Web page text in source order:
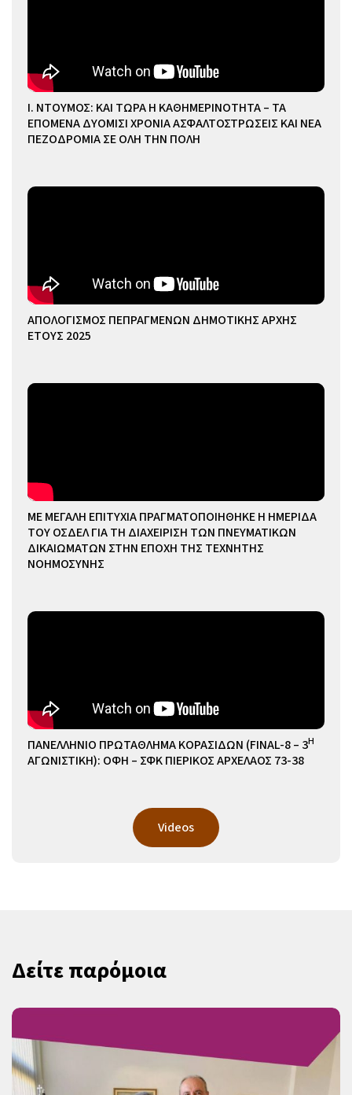
Ι. ΝΤΟΥΜΟΣ: ΚΑΙ ΤΩΡΑ Η ΚΑΘΗΜΕΡΙΝΟΤΗΤΑ – ΤΑ
ΕΠΟΜΕΝΑ ΔΥΟΜΙΣΙ ΧΡΟΝΙΑ ΑΣΦΑΛΤΟΣΤΡΩΣΕΙΣ ΚΑΙ ΝΕΑ
ΠΕΖΟΔΡΟΜΙΑ ΣΕ ΟΛΗ ΤΗΝ ΠΟΛΗ
ΑΠΟΛΟΓΙΣΜΟΣ ΠΕΠΡΑΓΜΕΝΩΝ ΔΗΜΟΤΙΚΗΣ ΑΡΧΗΣ
ΕΤΟΥΣ 2025
ΜΕ ΜΕΓΑΛΗ ΕΠΙΤΥΧΙΑ ΠΡΑΓΜΑΤΟΠΟΙΗΘΗΚΕ Η ΗΜΕΡΙΔΑ
ΤΟΥ ΟΣΔΕΛ ΓΙΑ ΤΗ ΔΙΑΧΕΙΡΙΣΗ ΤΩΝ ΠΝΕΥΜΑΤΙΚΩΝ
ΔΙΚΑΙΩΜΑΤΩΝ ΣΤΗΝ ΕΠΟΧΗ ΤΗΣ ΤΕΧΝΗΤΗΣ
ΝΟΗΜΟΣΥΝΗΣ
ΠΑΝΕΛΛΗΝΙΟ ΠΡΩΤΑΘΛΗΜΑ ΚΟΡΑΣΙΔΩΝ (FINAL-8 – 3Η
ΑΓΩΝΙΣΤΙΚΗ): ΟΦΗ – ΣΦΚ ΠΙΕΡΙΚΟΣ ΑΡΧΕΛΑΟΣ 73-38
Videos
Δείτε παρόμοια